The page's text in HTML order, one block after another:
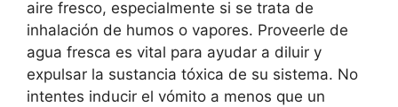
aire fresco, especialmente si se trata de
inhalación de humos o vapores. Proveerle de
agua fresca es vital para ayudar a diluir y
expulsar la sustancia tóxica de su sistema. No
intentes inducir el vómito a menos que un